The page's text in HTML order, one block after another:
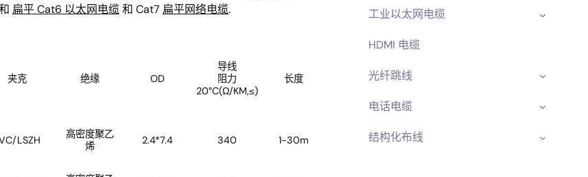
扁平 Cat6 以太网电缆和 Cat7 扁平网络电缆.
夹克
绝缘 OD
导线
阻力
20°C(Ω/KM,≤)
长度
LSZH
高密度聚乙
烯
2.4*7.4 340 1-30m
工业以太网电缆
HDMI 电缆
光纤跳线
电话电缆
结构化布线